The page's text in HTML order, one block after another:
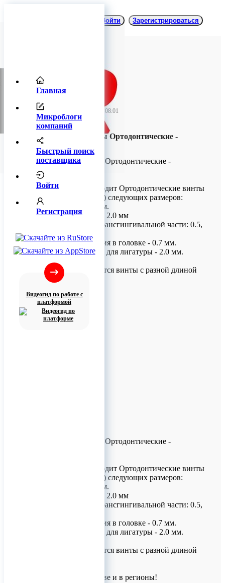
Главная
Микроблоги
компаний
Быстрый поиск
поставщика
Войти
Регистрация
Видеогид по работе с
платформой
Войти Зарегистрироваться
06 ноября 2023 08:01
Миниимплантаты Ортодонтические -
размерный ряд
Миниимплантаты Ортодонтические -
размерный ряд.
КОНМЕТ производит Ортодонтические винты
(миниимплантаты) следующих размеров:
- Длина: 6, 8, 10 мм.
- Диаметр: 1.2, 1.5. 2.0 мм
- Высота конуса трансгингивальной части: 0.5,
1.5, 2.5 мм.
- Диаметр отверстия в головке - 0.7 мм.
- Ширина борозды для лигатуры - 2.0 мм.
По цвету отличаются винты с разной длиной
конуса.
Миниимплантаты Ортодонтические -
КОНМЕТ производит Ортодонтические винты
(миниимплантаты) следующих размеров:
- Длина: 6, 8, 10 мм.
- Диаметр: 1.2, 1.5. 2.0 мм
- Высота конуса трансгингивальной части: 0.5,
- Диаметр отверстия в головке - 0.7 мм.
- Ширина борозды для лигатуры - 2.0 мм.
По цвету отличаются винты с разной длиной
Доставка по Москве и в регионы!